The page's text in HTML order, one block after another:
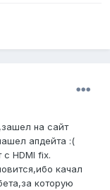
на сайт
апдейта :(
HDMI fix.
качал
которую